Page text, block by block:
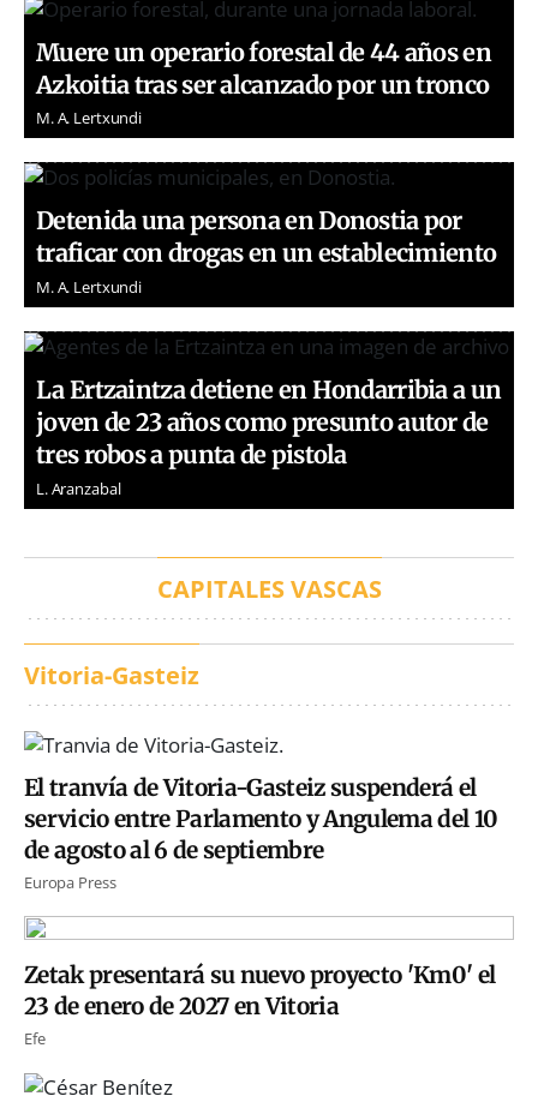
Muere un operario forestal de 44 años en
Azkoitia tras ser alcanzado por un tronco
M. A. Lertxundi
Detenida una persona en Donostia por
traficar con drogas en un establecimiento
M. A. Lertxundi
La Ertzaintza detiene en Hondarribia a un
joven de 23 años como presunto autor de
tres robos a punta de pistola
L. Aranzabal
CAPITALES VASCAS
Vitoria-Gasteiz
El tranvía de Vitoria-Gasteiz suspenderá el
servicio entre Parlamento y Angulema del 10
de agosto al 6 de septiembre
Europa Press
Zetak presentará su nuevo proyecto 'Km0' el
23 de enero de 2027 en Vitoria
Efe